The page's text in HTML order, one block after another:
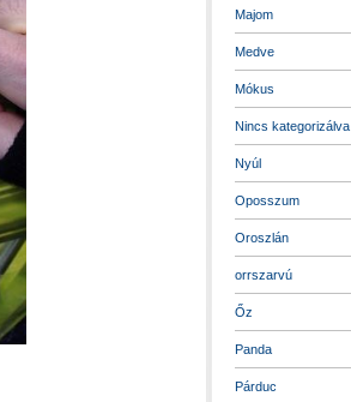
Majom
Medve
Mókus
Nincs kategorizálva
Nyúl
Oposszum
Oroszlán
orrszarvú
Őz
Panda
Párduc